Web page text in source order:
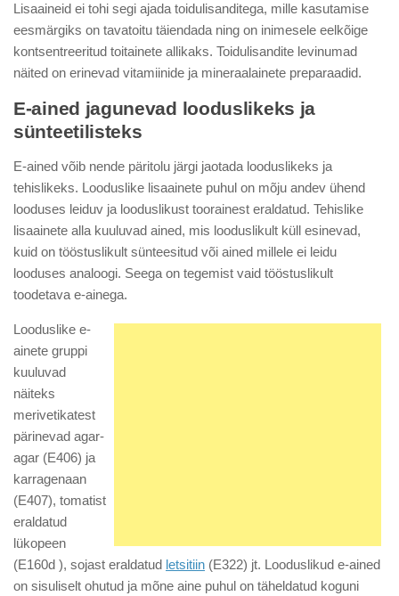
Lisaaineid ei tohi segi ajada toidulisanditega, mille kasutamise
eesmärgiks on tavatoitu täiendada ning on inimesele eelkõige
kontsentreeritud toitainete allikaks. Toidulisandite levinumad
näited on erinevad vitamiinide ja mineraalainete preparaadid.
E-ained jagunevad looduslikeks ja
sünteetilisteks
E-ained võib nende päritolu järgi jaotada looduslikeks ja
tehislikeks. Looduslike lisaainete puhul on mõju andev ühend
looduses leiduv ja looduslikust toorainest eraldatud. Tehislike
lisaainete alla kuuluvad ained, mis looduslikult küll esinevad,
kuid on tööstuslikult sünteesitud või ained millele ei leidu
looduses analoogi. Seega on tegemist vaid tööstuslikult
toodetava e-ainega.
Looduslike e-
ainete gruppi
kuuluvad
näiteks
merivetikatest
pärinevad agar-
agar (E406) ja
karragenaan
(E407), tomatist
eraldatud
lükopeen
(E160d ), sojast eraldatud letsitiin (E322) jt. Looduslikud e-ained
on sisuliselt ohutud ja mõne aine puhul on täheldatud koguni